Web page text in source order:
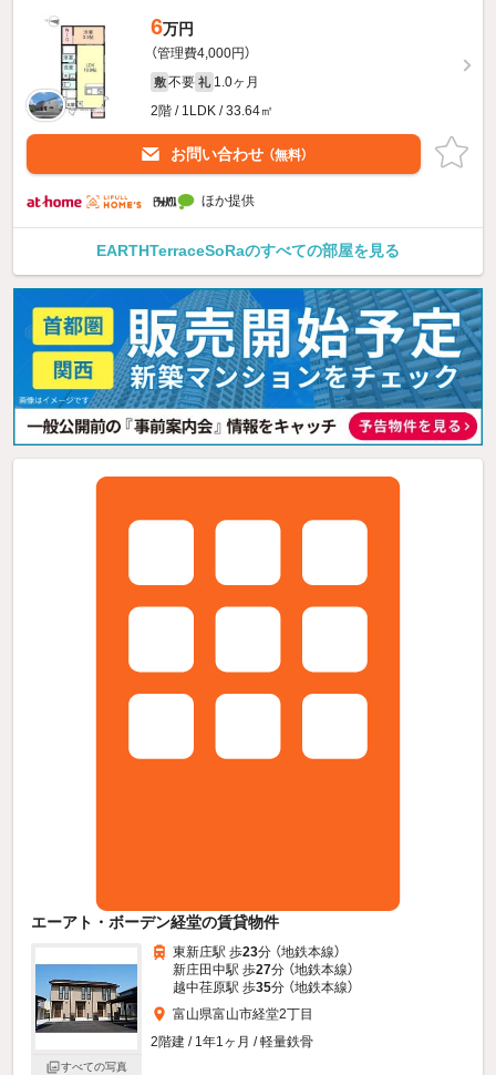
6万円
（管理費4,000円）
敷 不要 礼 1.0ヶ月
2階 / 1LDK / 33.64㎡
お問い合わせ （無料）
ほか提供
EARTHTerraceSoRaのすべての部屋を見る
エーアト・ボーデン経堂の賃貸物件
すべての写真
東新庄駅 歩23分 （地鉄本線）
新庄田中駅 歩27分 （地鉄本線）
越中荏原駅 歩35分 （地鉄本線）
富山県富山市経堂2丁目
2階建 / 1年1ヶ月 / 軽量鉄骨